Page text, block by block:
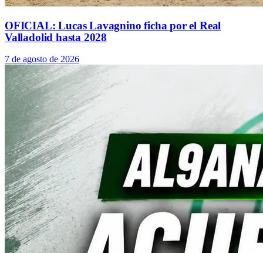
OFICIAL: Lucas Lavagnino ficha por el Real
Valladolid hasta 2028
7 de agosto de 2026